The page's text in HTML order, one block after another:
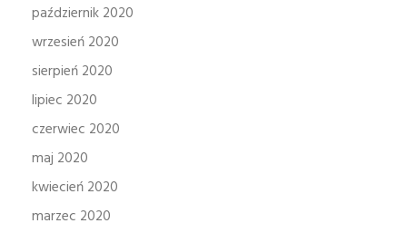
październik 2020
wrzesień 2020
sierpień 2020
lipiec 2020
czerwiec 2020
maj 2020
kwiecień 2020
marzec 2020